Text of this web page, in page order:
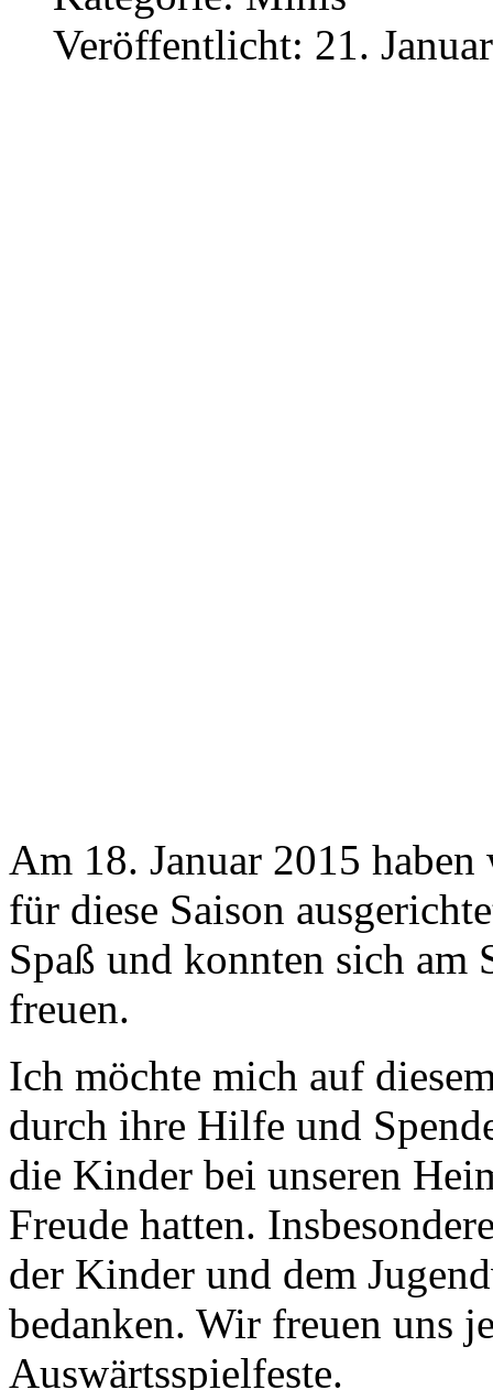
Veröffentlicht: 21.
Am 18. Januar 2015
für diese Saison
Spaß und konnten sich am
freuen.
Ich möchte mich auf
durch ihre Hilfe und
die Kinder bei unseren
Freude hatten.
der Kinder und dem
bedanken. Wir freuen uns
Auswärtsspielfeste.